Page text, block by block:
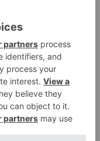
se ha pasado
y que
sin